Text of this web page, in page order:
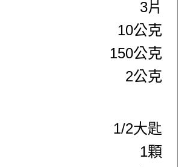
3片
10公克
150公克
2公克
1/2大匙
1顆